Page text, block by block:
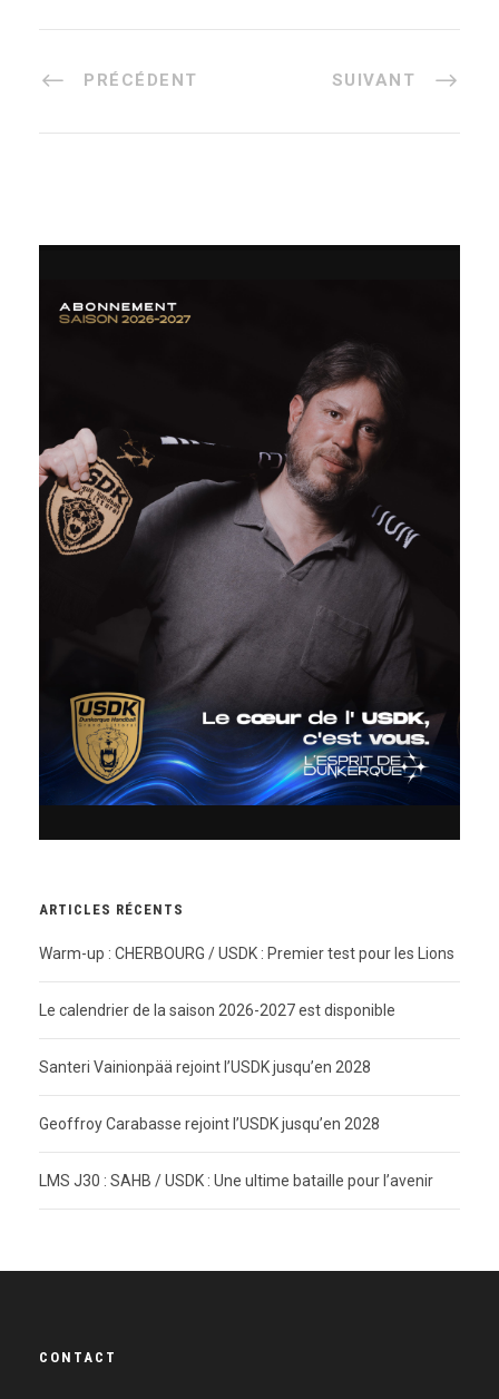
PRÉCÉDENT SUIVANT
ARTICLES RÉCENTS
Warm-up : CHERBOURG / USDK : Premier test pour les Lions
Le calendrier de la saison 2026-2027 est disponible
Santeri Vainionpää rejoint l’USDK jusqu’en 2028
Geoffroy Carabasse rejoint l’USDK jusqu’en 2028
LMS J30 : SAHB / USDK : Une ultime bataille pour l’avenir
CONTACT